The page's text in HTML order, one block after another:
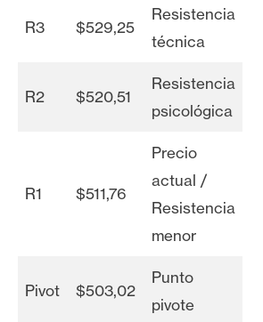
R3 $529,25
Resistencia
técnica
R2 $520,51
Resistencia
psicológica
R1 $511,76
Precio
actual /
Resistencia
menor
Pivot $503,02
Punto
pivote